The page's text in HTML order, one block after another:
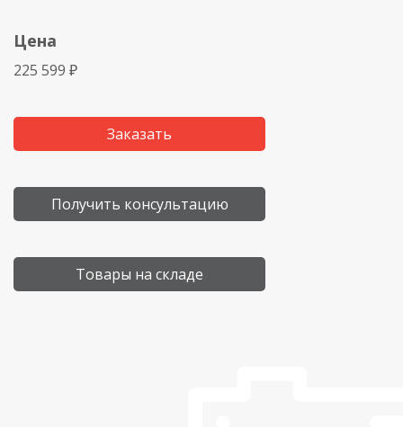
Цена
225 599 ₽
Заказать
Получить консультацию
Товары на складе